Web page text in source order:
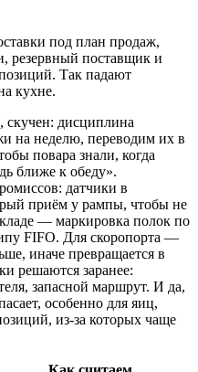
под план продаж,
резервный поставщик и
Так падают
кухне.
скучен: дисциплина
на неделю, переводим их в
повара знали, когда
ближе к обеду».
датчики в
приём у рампы, чтобы не
— маркировка полок по
FIFO. Для скоропорта —
иначе превращается в
решаются заранее:
запасной маршрут. И да,
особенно для яиц,
из-за которых чаще